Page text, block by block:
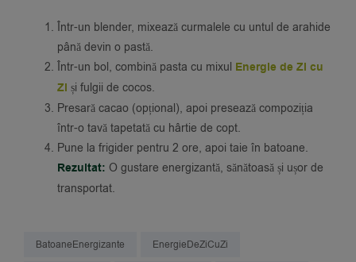
Într-un blender, mixează curmalele cu untul de arahide
până devin o pastă.
Într-un bol, combină pasta cu mixul Energie de Zi cu
Zi și fulgii de cocos.
Presară cacao (opțional), apoi presează compoziția
într-o tavă tapetată cu hârtie de copt.
Pune la frigider pentru 2 ore, apoi taie în batoane.
Rezultat: O gustare energizantă, sănătoasă și ușor de
transportat.
BatoaneEnergizante EnergieDeZiCuZi